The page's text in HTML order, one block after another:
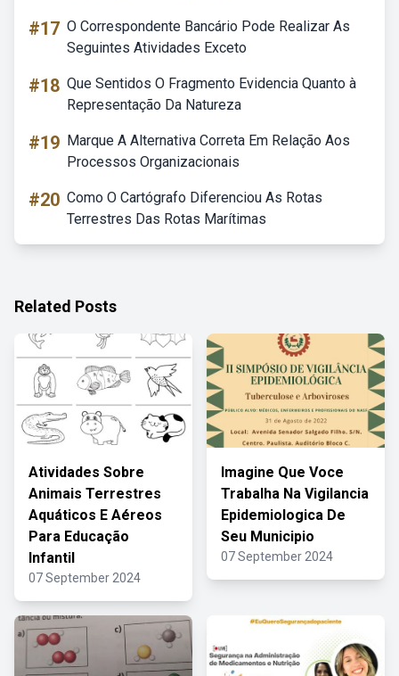
#17 O Correspondente Bancário Pode Realizar As
Seguintes Atividades Exceto
#18 Que Sentidos O Fragmento Evidencia Quanto à
Representação Da Natureza
#19 Marque A Alternativa Correta Em Relação Aos
Processos Organizacionais
#20 Como O Cartógrafo Diferenciou As Rotas
Terrestres Das Rotas Marítimas
Related Posts
Atividades Sobre
Animais Terrestres
Aquáticos E Aéreos
Para Educação
Infantil
07 September 2024
Imagine Que Voce
Trabalha Na Vigilancia
Epidemiologica De
Seu Municipio
07 September 2024